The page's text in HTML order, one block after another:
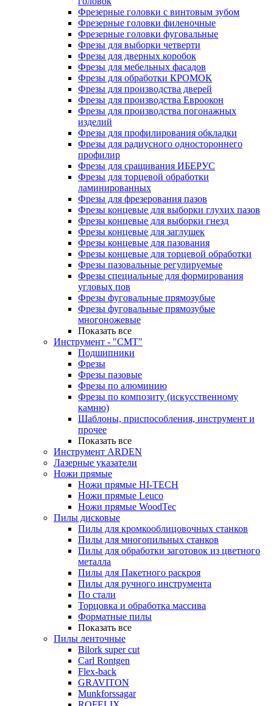
Фрезерные головки с винтовым зубом
Фрезерные головки филеночные
Фрезерные головки фуговальные
Фрезы для выборки четверти
Фрезы для дверных коробок
Фрезы для мебельных фасадов
Фрезы для обработки КРОМОК
Фрезы для производства дверей
Фрезы для производства Евроокон
Фрезы для производства погонажных
изделий
Фрезы для профилирования обкладки
Фрезы для радиусного одностороннего
профилир
Фрезы для сращивания ИБЕРУС
Фрезы для торцевой обработки
ламинированных
Фрезы для фрезерования пазов
Фрезы концевые для выборки глухих пазов
Фрезы концевые для выборки гнезд
Фрезы концевые для заглушек
Фрезы концевые для пазования
Фрезы концевые для торцевой обработки
Фрезы пазовальные регулируемые
Фрезы специальные для формирования
угловых пов
Фрезы фуговальные прямозубые
Фрезы фуговальные прямозубые
многоножевые
Показать все
Инструмент - "СМТ"
Подшипники
Фрезы
Фрезы пазовые
Фрезы по алюминию
Фрезы по композиту (искусственному
камню)
Шаблоны, приспособления, инструмент и
прочее
Показать все
Инструмент ARDEN
Лазерные указатели
Ножи прямые
Ножи прямые HI-TECH
Ножи прямые Leuco
Ножи прямые WoodTec
Пилы дисковые
Пилы для кромкооблицовочных станков
Пилы для многопильных станков
Пилы для обработки заготовок из цветного
металла
Пилы для Пакетного раскроя
Пилы для ручного инструмента
По стали
Торцовка и обработка массива
Форматные пилы
Показать все
Пилы ленточные
Bilork super cut
Carl Rontgen
Flex-back
GRAVITON
Munkforssagar